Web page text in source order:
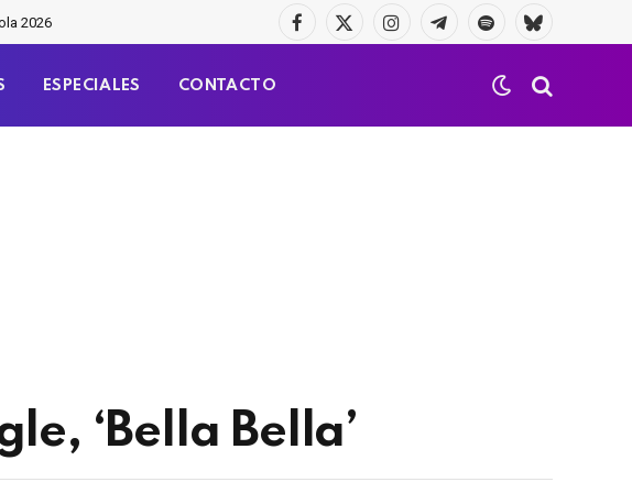
2026
Facebook
X
InstagramTelegramaSpotifyBluesky
ESPECIALES CONTACTO
‘Bella Bella’